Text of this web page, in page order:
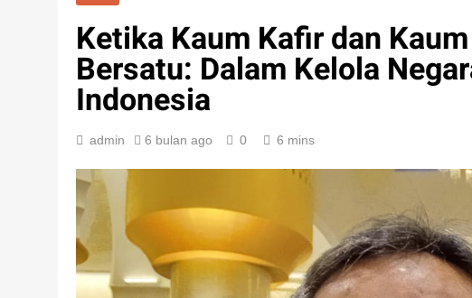
Ketika Kaum Kafir dan
Bersatu: Dalam Kelola
Indonesia
admin 6 bulan ago 0 6 mins